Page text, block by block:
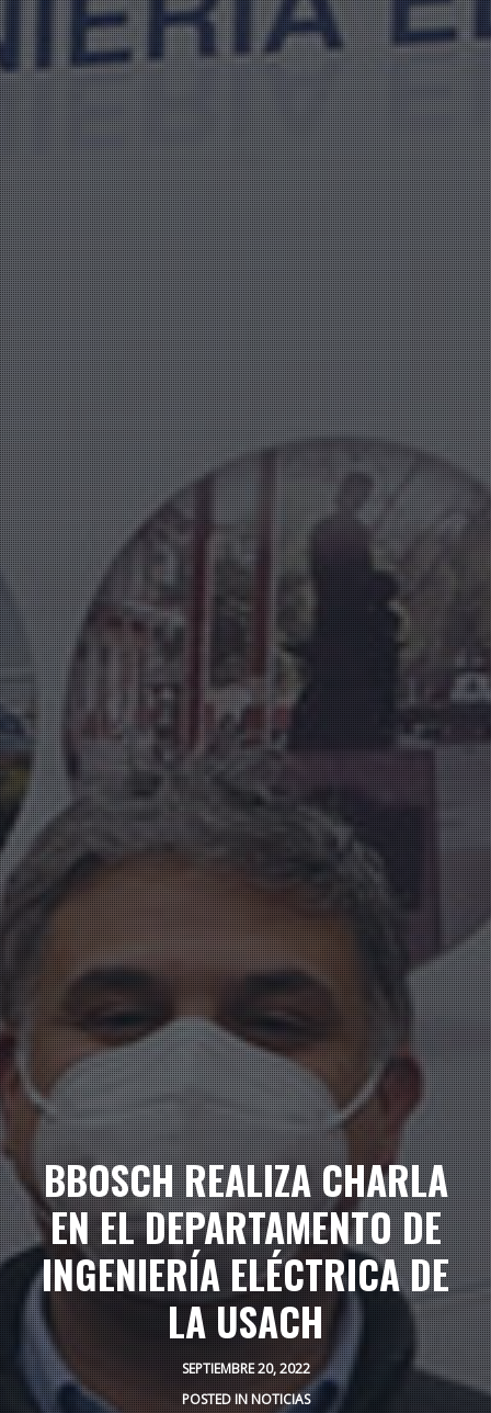
BBOSCH REALIZA CHARLA
EN EL DEPARTAMENTO DE
INGENIERÍA ELÉCTRICA DE
LA USACH
SEPTIEMBRE 20, 2022
POSTED INNOTICIAS